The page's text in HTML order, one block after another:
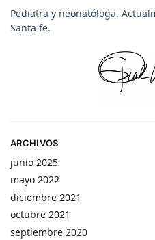
Pediatra y neonatóloga.
Santa fe.
ARCHIVOS
junio 2025
mayo 2022
diciembre 2021
octubre 2021
septiembre 2020